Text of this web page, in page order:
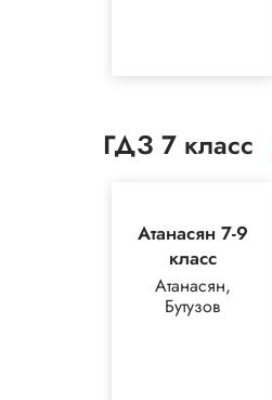
ГДЗ 7 класс
Атанасян 7-9
класс
Атанасян,
Бутузов